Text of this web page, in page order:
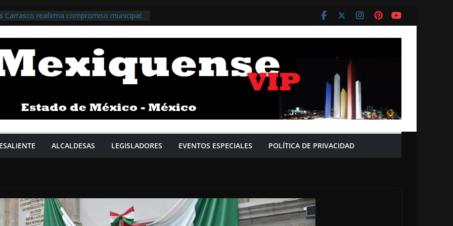
Carrasco reafirma compromiso municipal:
preeminencia estatal gracias a una
Pardo regresa a Naucalpan y anuncia
municipio al programa de bacheo /
>>>
acompaña a Claudia Sheinbaum y
@daniel_ser @GobIzcalli >>>
aprueba paquete de obras y
/ @RacielPerezC_ @Gob_Tlalne >>
de México y el municipio de
la rehabilitación del zoológico del
ALCALDESAS LEGISLADORES EVENTOS ESPECIALES POLÍTICA DE PRIVACIDAD